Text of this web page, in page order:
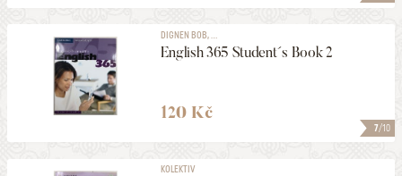
7/10
DIGNEN BOB, ...
English 365 Student´s Book 2
120 Kč
KOLEKTIV